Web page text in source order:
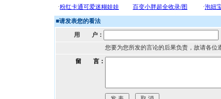
■请发表您的看法
用 户：
您要为您所发的言论的后果负责，故请各位
留 言：